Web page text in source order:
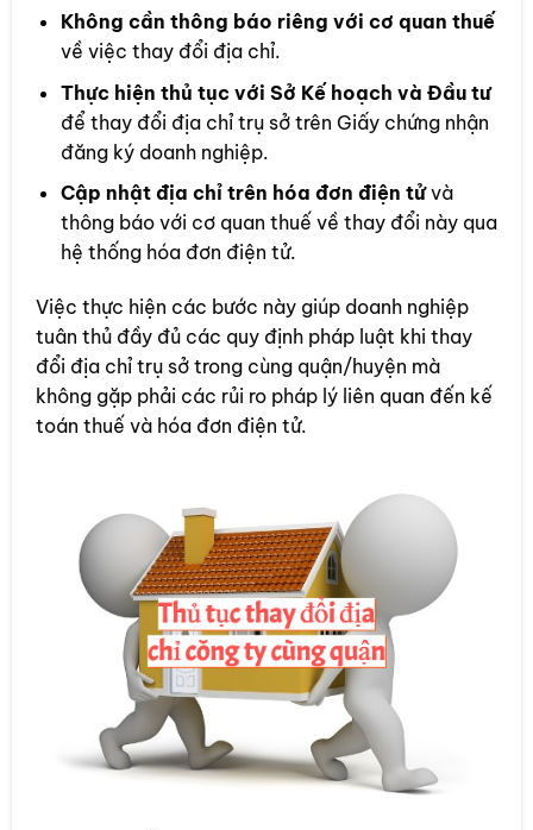
Không cần thông báo riêng với cơ quan thuế
về việc thay đổi địa chỉ.
Thực hiện thủ tục với Sở Kế hoạch và Đầu tư
để thay đổi địa chỉ trụ sở trên Giấy chứng nhận
đăng ký doanh nghiệp.
Cập nhật địa chỉ trên hóa đơn điện tửvà
thông báo với cơ quan thuế về thay đổi này qua
hệ thống hóa đơn điện tử.
Việc thực hiện các bước này giúp doanh nghiệp
tuân thủ đầy đủ các quy định pháp luật khi thay
đổi địa chỉ trụ sở trong cùng quận/huyện mà
không gặp phải các rủi ro pháp lý liên quan đến kế
toán thuế và hóa đơn điện tử.